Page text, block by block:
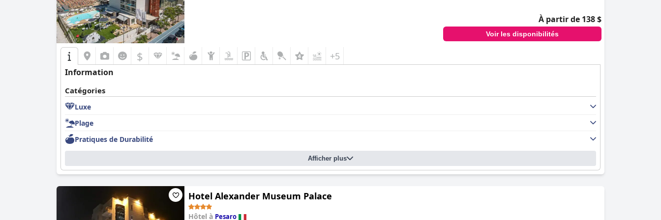
À partir de 138 $
Voir les disponibilités
$ +5
Information
Catégories
Luxe
Plage
Pratiques de Durabilité
Afficher plus
Hotel Alexander Museum Palace
Hôtel à Pesaro